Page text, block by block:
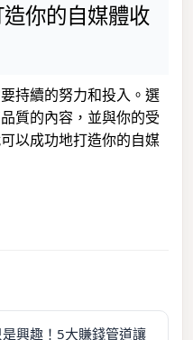
你的自媒體收
持續的努力和投入。選
質的內容，並與你的受
以成功地打造你的自媒
是興趣！5大賺錢管道讓